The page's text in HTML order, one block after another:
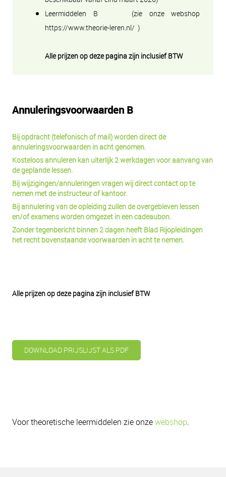
Leermiddelen B (zie onze webshop
https://www.theorie-leren.nl/ )
Alle prijzen op deze pagina zijn inclusief BTW
Annuleringsvoorwaarden B
Bij opdracht (telefonisch of mail) worden direct de
annuleringsvoorwaarden in acht genomen.
Kosteloos annuleren kan uiterlijk 2 werkdagen voor aanvang van
de geplande lessen.
Bij wijzigingen/annuleringen vragen wij direct contact op te
nemen met de instructeur of kantoor.
Bij annulering van de opleiding zullen de overgebleven lessen
en/of examens worden omgezet in een cadeaubon.
Zonder tegenbericht binnen 2 dagen heeft Blad Rijopleidingen
het recht bovenstaande voorwaarden in acht te nemen.
Alle prijzen op deze pagina zijn inclusief BTW
DOWNLOAD PRIJSLIJST ALS PDF
Voor theoretische leermiddelen zie onzewebshop.